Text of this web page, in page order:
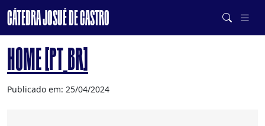
CÁTEDRA JOSUÉ DE CASTRO
DE SISTEMAS ALIMENTARES SAUDÁVEIS E SUSTENTÁVEIS
HOME [PT_BR]
Publicado em: 25/04/2024